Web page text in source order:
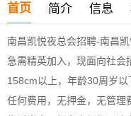
首页 简介 信息
南昌凯悦夜总会招聘-南昌
急需精英加入，现面向社会
158cm以上，年龄30周岁
任何费用，无押金，无管理